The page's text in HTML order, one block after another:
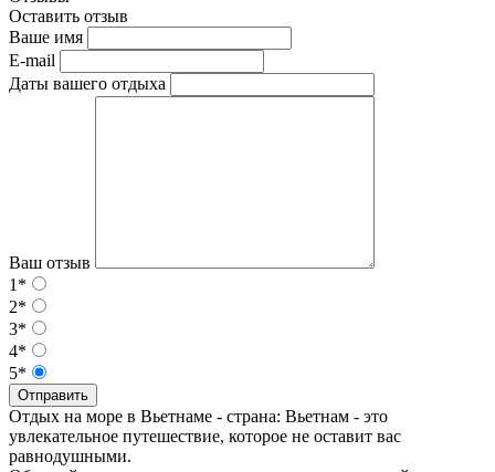
Оставить отзыв
Ваше имя
E-mail
Даты вашего отдыха
Ваш отзыв
1*
2*
3*
4*
5*
Отправить
Отдых на море в Вьетнаме - страна: Вьетнам - это
увлекательное путешествие, которое не оставит вас
равнодушными.